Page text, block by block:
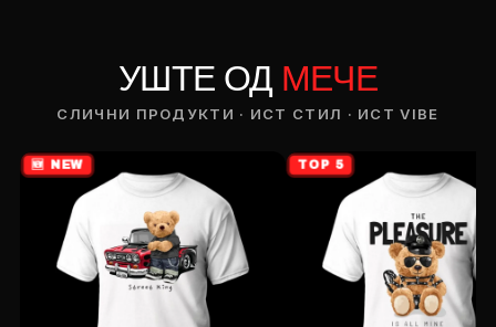
УШТЕ ОД МЕЧЕ
СЛИЧНИ ПРОДУКТИ · ИСТ СТИЛ · ИСТ VIBE
🆕 NEW TOP 5
ИЗБЕРИ ОПЦИЈА
ПЛАТИ ПРИ ДОСТАВА ВО КЕШ